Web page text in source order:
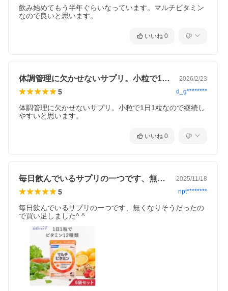
飲み始めてもう半年ぐらいなっています。マルチビタミン
なので良いと思います。
いいね 0
体調管理に欠かせないサプリ。小粒で1日… 2026/2/23
5 d_g********
体調管理に欠かせないサプリ。小粒で1日1粒なので継続し
やすいと思います。
いいね 0
毎日飲んでいるサプリの一つです、無くな… 2025/11/18
5 npt********
毎日飲んでいるサプリの一つです、無くなりそうだったの
で買い足しました^ ^